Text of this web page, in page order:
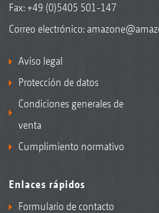
Fax: +49 (0)5405 501-147
Correo electrónico:
Aviso legal
Protección de datos
Condiciones generales de
venta
Cumplimiento normativo
Enlaces rápidos
Formulario de contacto